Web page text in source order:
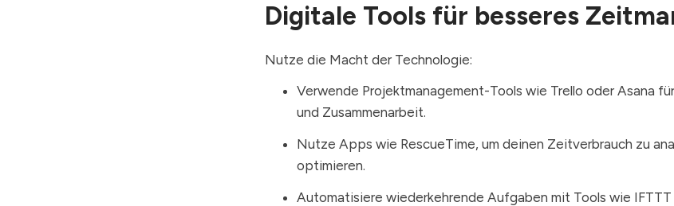
Digitale Tools für besseres
Nutze die Macht der Technologie:
Verwende Projektmanagement-Tools wie Trello oder Asana
und Zusammenarbeit.
Nutze Apps wie RescueTime, um deinen Zeitverbrauch zu
optimieren.
Automatisiere wiederkehrende Aufgaben mit Tools wie IFTTT